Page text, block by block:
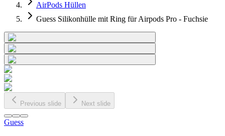
AirPods Hüllen
Guess Silikonhülle mit Ring für Airpods Pro - Fuchsie
Previous slide Next slide
Guess